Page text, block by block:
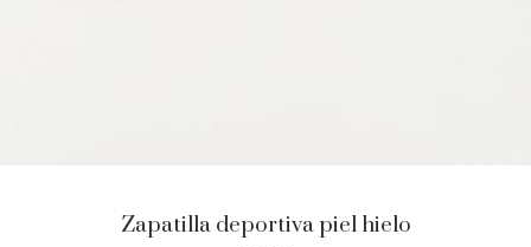
Zapatilla deportiva piel hielo